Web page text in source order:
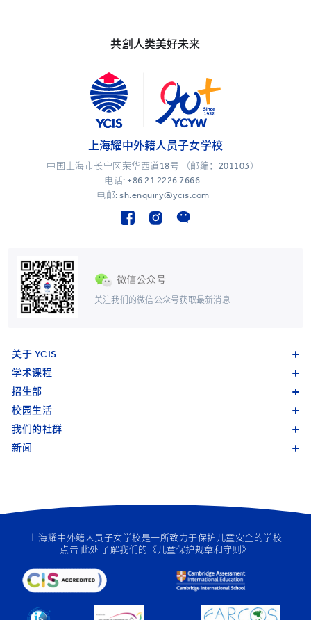
共創人类美好未来
关注我们的微信公众号获取最新消息
上海耀中外籍人员子女学校
中国上海市长宁区荣华西道18号 （邮编：201103）
电话: +86 21 2226 7666
电邮: sh.enquiry@ycis.com
关于 YCIS
学术课程
招生部
校园生活
我们的社群
新闻
上海耀中外籍人员子女学校是一所致力于保护儿童安全的学校
点击 此处 了解我们的《儿童保护规章和守则》